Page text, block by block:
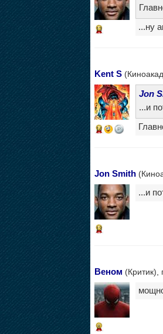
13 ...ну
Kent S
14
Jon
...и
Jon Smith
13
...и
Веном (Критик),
8